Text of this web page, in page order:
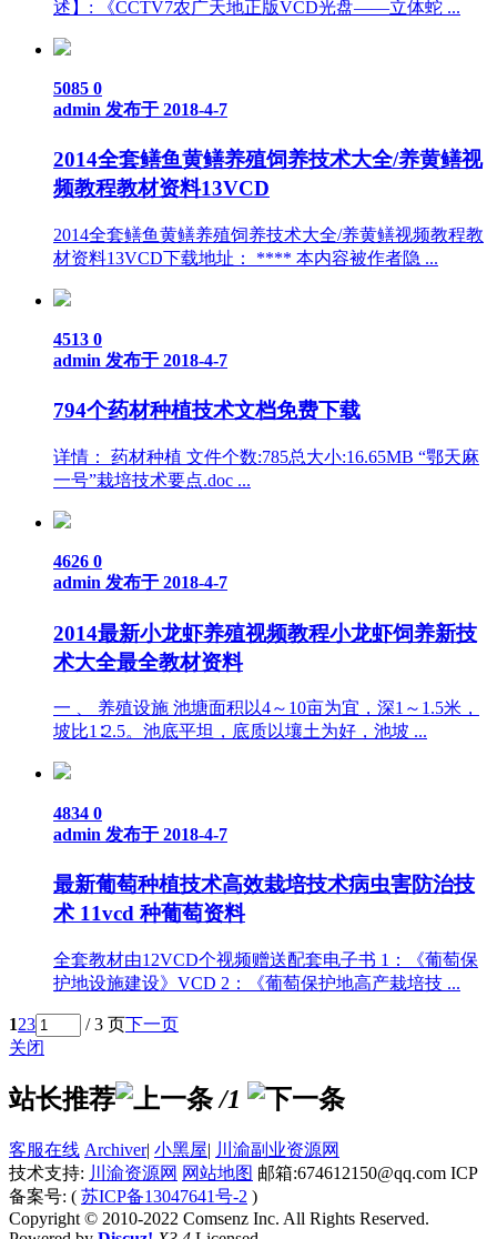
述】: 《CCTV7农广天地正版VCD光盘——立体蛇 ...
5085 0
admin 发布于 2018-4-7
2014全套鳝鱼黄鳝养殖饲养技术大全/养黄鳝视
频教程教材资料13VCD
2014全套鳝鱼黄鳝养殖饲养技术大全/养黄鳝视频教程教
材资料13VCD下载地址： **** 本内容被作者隐 ...
4513 0
admin 发布于 2018-4-7
794个药材种植技术文档免费下载
详情： 药材种植 文件个数:785总大小:16.65MB “鄂天麻
一号”栽培技术要点.doc ...
4626 0
admin 发布于 2018-4-7
2014最新小龙虾养殖视频教程小龙虾饲养新技
术大全最全教材资料
一 、 养殖设施 池塘面积以4～10亩为宜，深1～1.5米，
坡比1∶2.5。池底平坦，底质以壤土为好，池坡 ...
4834 0
admin 发布于 2018-4-7
最新葡萄种植技术高效栽培技术病虫害防治技
术 11vcd 种葡萄资料
全套教材由12VCD个视频赠送配套电子书 1：《葡萄保
护地设施建设》VCD 2：《葡萄保护地高产栽培技 ...
123 / 3 页下一页
关闭
站长推荐 /1
客服在线 Archiver| 小黑屋| 川渝副业资源网
技术支持: 川渝资源网 网站地图 邮箱:674612150@qq.com ICP
备案号: ( 苏ICP备13047641号-2 )
Copyright © 2010-2022 Comsenz Inc. All Rights Reserved.